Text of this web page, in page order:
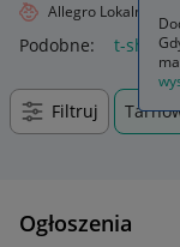
Allegro Lokalnie
Podobne: t-shirty
Filtruj
Ogłoszenia